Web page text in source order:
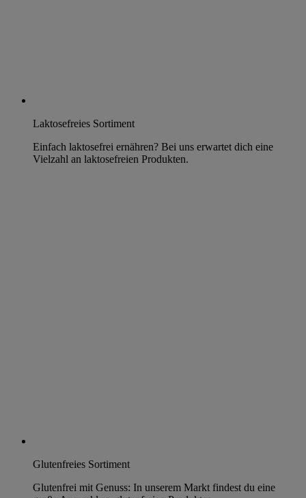
Laktosefreies Sortiment
Einfach laktosefrei ernähren? Bei uns erwartet dich eine
Vielzahl an laktosefreien Produkten.
Glutenfreies Sortiment
Glutenfrei mit Genuss: In unserem Markt findest du eine